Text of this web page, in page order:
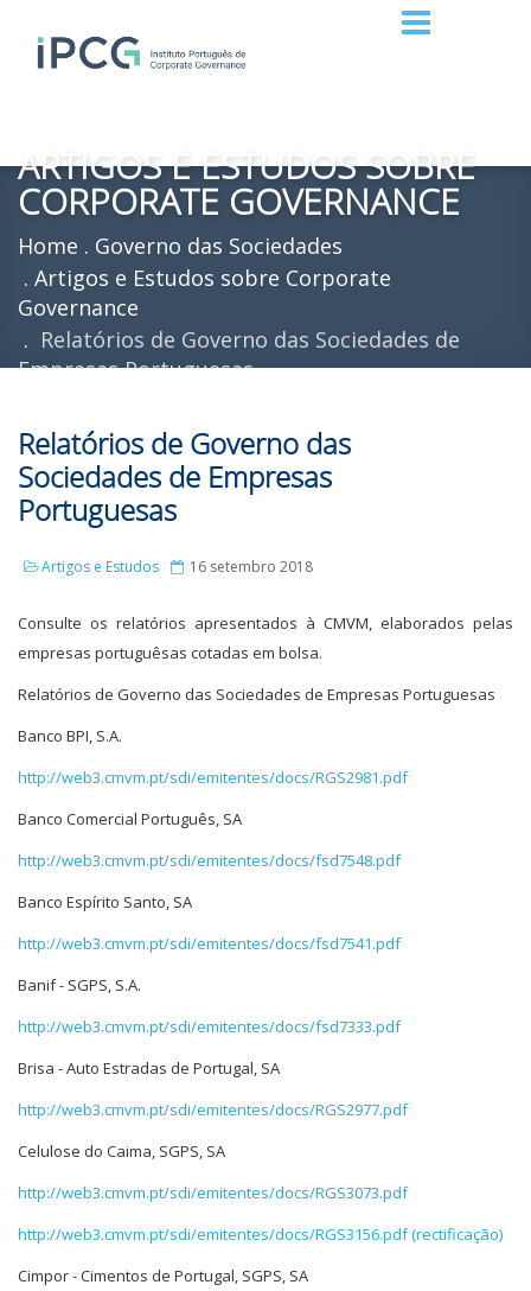
ARTIGOS E ESTUDOS SOBRE
CORPORATE GOVERNANCE
Home
Governo das Sociedades
Artigos e Estudos sobre Corporate
Governance
Relatórios de Governo das Sociedades de
Empresas Portuguesas
Relatórios de Governo das
Sociedades de Empresas
Portuguesas
Artigos e Estudos 16 setembro 2018
Consulte os relatórios apresentados à CMVM, elaborados pelas
empresas portuguêsas cotadas em bolsa.
Relatórios de Governo das Sociedades de Empresas Portuguesas
Banco BPI, S.A.
http://web3.cmvm.pt/sdi/emitentes/docs/RGS2981.pdf
Banco Comercial Português, SA
http://web3.cmvm.pt/sdi/emitentes/docs/fsd7548.pdf
Banco Espírito Santo, SA
http://web3.cmvm.pt/sdi/emitentes/docs/fsd7541.pdf
Banif - SGPS, S.A.
http://web3.cmvm.pt/sdi/emitentes/docs/fsd7333.pdf
Brisa - Auto Estradas de Portugal, SA
http://web3.cmvm.pt/sdi/emitentes/docs/RGS2977.pdf
Celulose do Caima, SGPS, SA
http://web3.cmvm.pt/sdi/emitentes/docs/RGS3073.pdf
http://web3.cmvm.pt/sdi/emitentes/docs/RGS3156.pdf (rectificação)
Cimpor - Cimentos de Portugal, SGPS, SA